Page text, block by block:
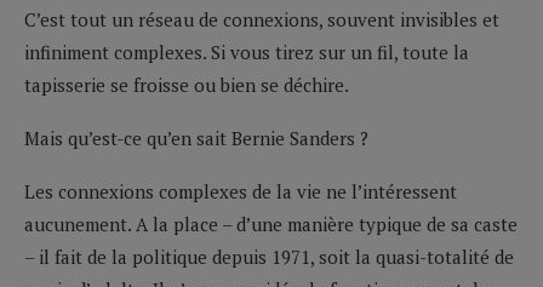
C’est tout un réseau de connexions, souvent invisibles et
infiniment complexes. Si vous tirez sur un fil, toute la
tapisserie se froisse ou bien se déchire.
Mais qu’est-ce qu’en sait Bernie Sanders ?
Les connexions complexes de la vie ne l’intéressent
aucunement. A la place – d’une manière typique de sa caste
– il fait de la politique depuis 1971, soit la quasi-totalité de